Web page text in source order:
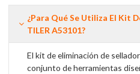
¿Para Qué Se Utiliza El Kit
TILER A53101?
El kit de eliminación de
conjunto de herramientas